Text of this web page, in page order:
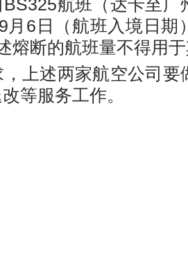
BS325航班（达卡至广
9 月 6 日（航班入境日期
熔断的航班量不得用
，上述两家航空公司要
等服务工作。